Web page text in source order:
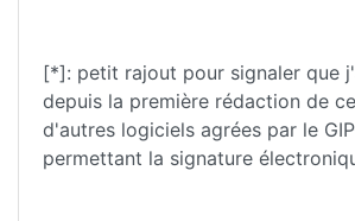
[*]: petit rajout pour signaler que
depuis la première rédaction de
d'autres logiciels agrées par le
permettant la signature